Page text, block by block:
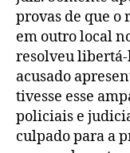
provas de que o
em outro local
resolveu libertá-
acusado
tivesse esse
policiais e
culpado para a